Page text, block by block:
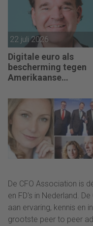
reactief naar
22 juli 2026
Digitale euro als
bescherming tegen
Amerikaanse
De CFO Association is
en FD's in Nederland.
aan ervaring, kennis en
grootste peer to peer